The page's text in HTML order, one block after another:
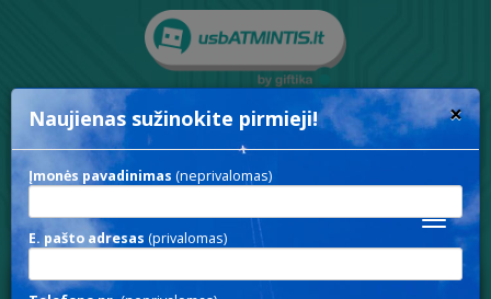
Rodyti paieškos parametrus
Toggle
×
Naujienas sužinokite pirmieji!
Įmonės pavadinimas (neprivalomas)
E. pašto adresas (privalomas)